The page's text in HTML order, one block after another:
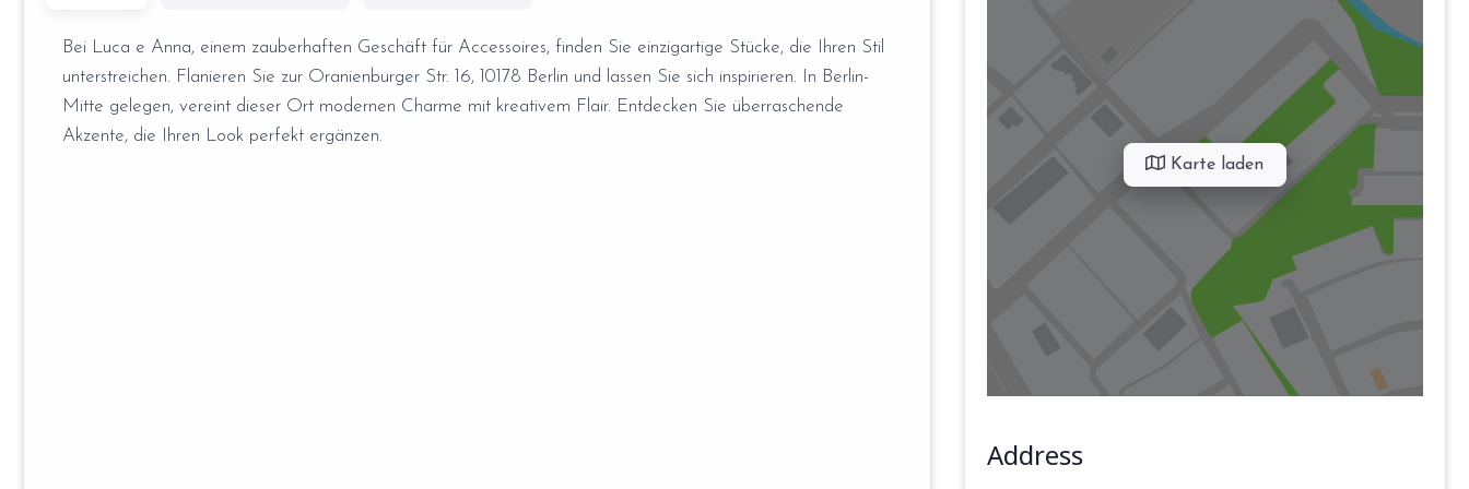
Bei Luca e Anna, einem zauberhaften Geschäft für Accessoires, finden Sie einzigartige Stücke, die Ihren Stil
unterstreichen. Flanieren Sie zur Oranienburger Str. 16, 10178 Berlin und lassen Sie sich inspirieren. In Berlin-
Mitte gelegen, vereint dieser Ort modernen Charme mit kreativem Flair. Entdecken Sie überraschende
Akzente, die Ihren Look perfekt ergänzen.
Karte laden
Address